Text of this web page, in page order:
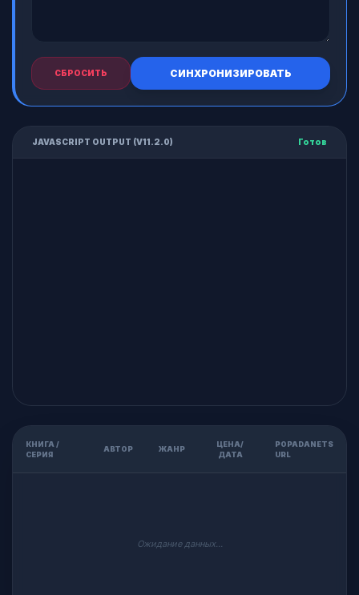
СБРОСИТЬ СИНХРОНИЗИРОВАТЬ
JAVASCRIPT OUTPUT (V11.2.0) Готов
КНИГА /
СЕРИЯ
АВТОР ЖАНР
ЦЕНА/
ДАТА
POPADANETS
URL
Ожидание данных...